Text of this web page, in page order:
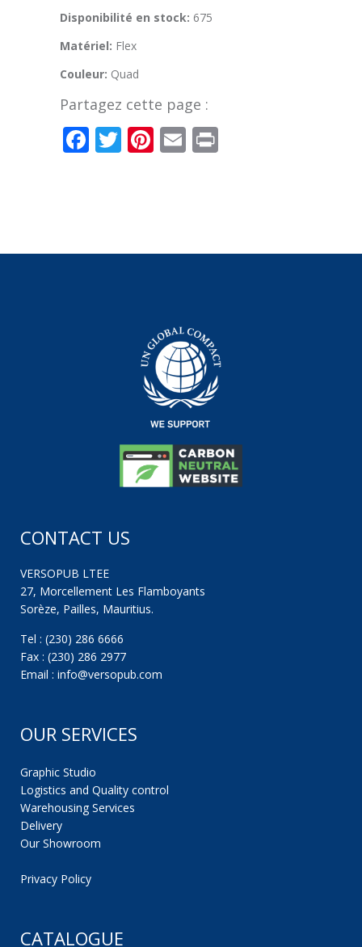
Disponibilité en stock: 675
Matériel: Flex
Couleur: Quad
Partagez cette page :
Facebook
Twitter
Pinterest
Email
CONTACT US
VERSOPUB LTEE
27, Morcellement Les Flamboyants
Sorèze, Pailles, Mauritius.
Tel : (230) 286 6666
Fax : (230) 286 2977
Email : info@versopub.com
OUR SERVICES
Graphic Studio
Logistics and Quality control
Warehousing Services
Delivery
Our Showroom
Privacy Policy
CATALOGUE